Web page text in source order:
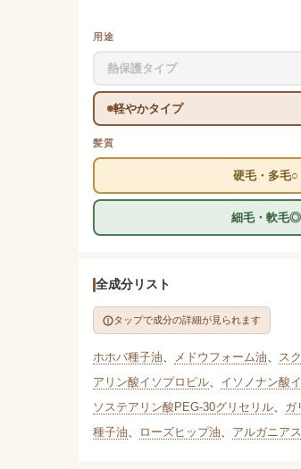
用途
熱保護タイプ
軽やかタイプ
髪質
硬毛・多毛○
細毛・軟毛◎
全成分リスト
タップで成分の詳細が見られます
ホホバ種子油、 メドウフォーム油、 ス
アリン酸イソプロピル、 イソノナン酸
ソステアリン酸PEG-30グリセリル、 ガ
種子油、 ローズヒップ油、 アルガニア